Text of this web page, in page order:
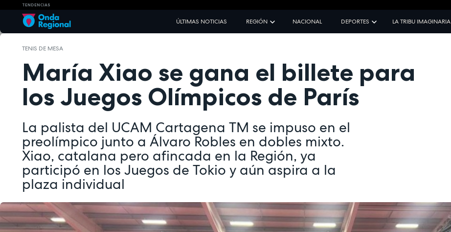
TENDENCIAS
ÚLTIMAS NOTICIAS REGIÓN NACIONAL DEPORTES LA TRIBU IMAGINARIA
TENIS DE MESA
María Xiao se gana el billete para
los Juegos Olímpicos de París
La palista del UCAM Cartagena TM se impuso en el
preolímpico junto a Álvaro Robles en dobles mixto.
Xiao, catalana pero afincada en la Región, ya
participó en los Juegos de Tokio y aún aspira a la
plaza individual